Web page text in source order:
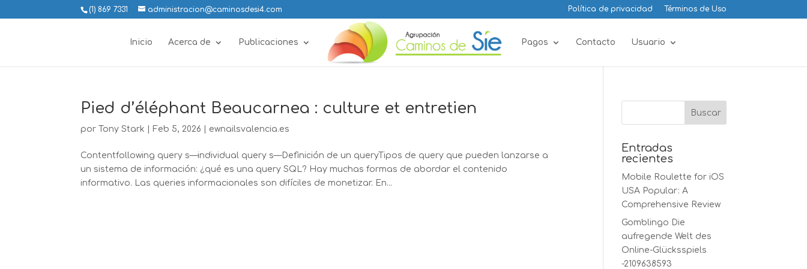
(1) 869 7331 administracion@caminosdesi4.com Política de privacidad Términos de Uso
Inicio Acerca de Publicaciones Pagos Contacto Usuario
Pied d’éléphant Beaucarnea : culture et entretien
por Tony Stark Feb 5, 2026 ewnailsvalencia.es
Contentfollowing query s—individual query s—Definición de un queryTipos de query que pueden lanzarse a
un sistema de información: ¿qué es una query SQL? Hay muchas formas de abordar el contenido
informativo. Las queries informacionales son difíciles de monetizar. En...
Entradas
recientes
Mobile Roulette for iOS
USA Popular: A
Comprehensive Review
Gomblingo Die
aufregende Welt des
Online-Glücksspiels
-2109638593